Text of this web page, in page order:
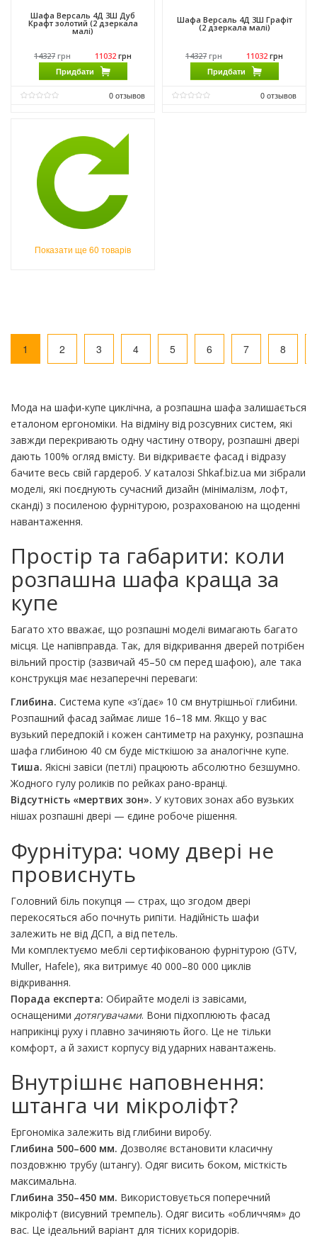
Шафа Версаль 4Д 3Ш Дуб
Крафт золотий (2 дзеркала
малі)
14327 грн 11032 грн
Придбати
0отзывов
Материал каркаса: ЛДСП
Материал фасада:
ЛДСП
Производитель: Феникс Мебель
Шафа Версаль 4Д 3Ш Графіт
(2 дзеркала малі)
14327 грн 11032 грн
Придбати
0отзывов
Показати ще 60 товарів
1 2 3 4 5 6 7 8
Мода на шафи-купе циклічна, а розпашна шафа залишається
еталоном ергономіки. На відміну від розсувних систем, які
завжди перекривають одну частину отвору, розпашні двері
дають 100% огляд вмісту. Ви відкриваєте фасад і відразу
бачите весь свій гардероб. У каталозі Shkaf.biz.ua ми зібрали
моделі, які поєднують сучасний дизайн (мінімалізм, лофт,
сканді) з посиленою фурнітурою, розрахованою на щоденні
навантаження.
Простір та габарити: коли
розпашна шафа краща за
купе
Багато хто вважає, що розпашні моделі вимагають багато
місця. Це напівправда. Так, для відкривання дверей потрібен
вільний простір (зазвичай 45–50 см перед шафою), але така
конструкція має незаперечні переваги:
Глибина. Система купе «з'їдає» 10 см внутрішньої глибини.
Розпашний фасад займає лише 16–18 мм. Якщо у вас
вузький передпокій і кожен сантиметр на рахунку, розпашна
шафа глибиною 40 см буде місткішою за аналогічне купе.
Тиша. Якісні завіси (петлі) працюють абсолютно безшумно.
Жодного гулу роликів по рейках рано-вранці.
Відсутність «мертвих зон». У кутових зонах або вузьких
нішах розпашні двері — єдине робоче рішення.
Фурнітура: чому двері не
провиснуть
Головний біль покупця — страх, що згодом двері
перекосяться або почнуть рипіти. Надійність шафи
залежить не від ДСП, а від петель.
Ми комплектуємо меблі сертифікованою фурнітурою (GTV,
Muller, Hafele), яка витримує 40 000–80 000 циклів
відкривання.
Порада експерта: Обирайте моделі із завісами,
оснащеними дотягувачами. Вони підхоплюють фасад
наприкінці руху і плавно зачиняють його. Це не тільки
комфорт, а й захист корпусу від ударних навантажень.
Внутрішнє наповнення:
штанга чи мікроліфт?
Ергономіка залежить від глибини виробу.
Глибина 500–600 мм. Дозволяє встановити класичну
поздовжню трубу (штангу). Одяг висить боком, місткість
максимальна.
Глибина 350–450 мм. Використовується поперечний
мікроліфт (висувний тремпель). Одяг висить «обличчям» до
вас. Це ідеальний варіант для тісних коридорів.